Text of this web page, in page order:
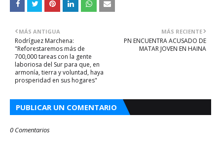
MÁS RECIENTE
PN ENCUENTRA ACUSADO DE
MATAR JOVEN EN HAINA
MÁS ANTIGUA
Rodríguez Marchena:
"Reforestaremos más de
700,000 tareas con la gente
laboriosa del Sur para que, en
armonía, tierra y voluntad, haya
prosperidad en sus hogares"
PUBLICAR UN COMENTARIO
0 Comentarios